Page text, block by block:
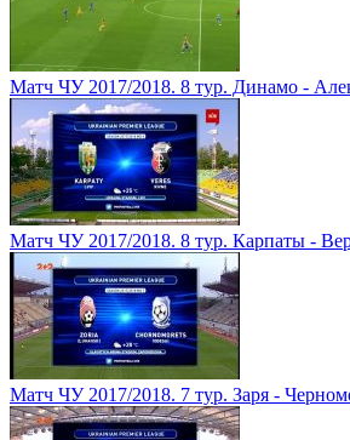
Матч ЧУ 2017/2018. 8 тур. Динамо -
Матч ЧУ 2017/2018. 8 тур. Карпаты -
Матч ЧУ 2017/2018. 7 тур. Заря -